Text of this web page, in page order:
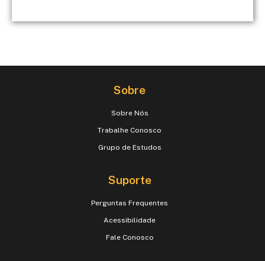
Sobre
Sobre Nós
Trabalhe Conosco
Grupo de Estudos
Suporte
Perguntas Frequentes
Acessibilidade
Fale Conosco